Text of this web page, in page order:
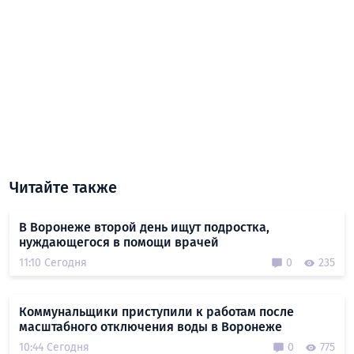
Читайте также
В Воронеже второй день ищут подростка,
нуждающегося в помощи врачей
11:10 Сегодня 0 235
Коммунальщики приступили к работам после
масштабного отключения воды в Воронеже
10:44 Сегодня 0 775